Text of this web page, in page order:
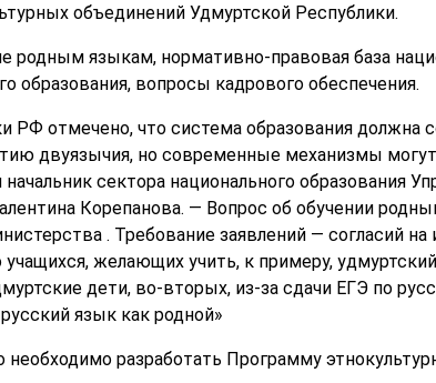
объединений Удмуртской Республики.
родным языкам, нормативно-правовая база
образования, вопросы кадрового обеспечения.
РФ отмечено, что система образования должна
двуязычия, но современные механизмы
сектора национального образования
Корепанова. — Вопрос об обучении
. Требование заявлений — согласий на
желающих учить, к примеру,
дети, во-вторых, из-за сдачи ЕГЭ по
язык как родной»
разработать Программу